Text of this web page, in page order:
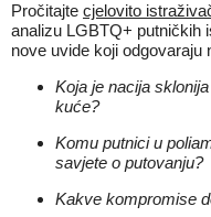
Pročitajte cjelovito
analizu LGBTQ+ putničkih
nove uvide koji odgovaraju
Koja je nacija
kuće?
Komu putnici u
savjete o putovanju?
Kakve kompromise